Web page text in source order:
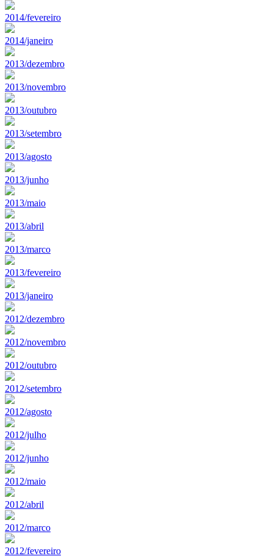
2014/fevereiro
2014/janeiro
2013/dezembro
2013/novembro
2013/outubro
2013/setembro
2013/agosto
2013/junho
2013/maio
2013/abril
2013/marco
2013/fevereiro
2013/janeiro
2012/dezembro
2012/novembro
2012/outubro
2012/setembro
2012/agosto
2012/julho
2012/junho
2012/maio
2012/abril
2012/marco
2012/fevereiro